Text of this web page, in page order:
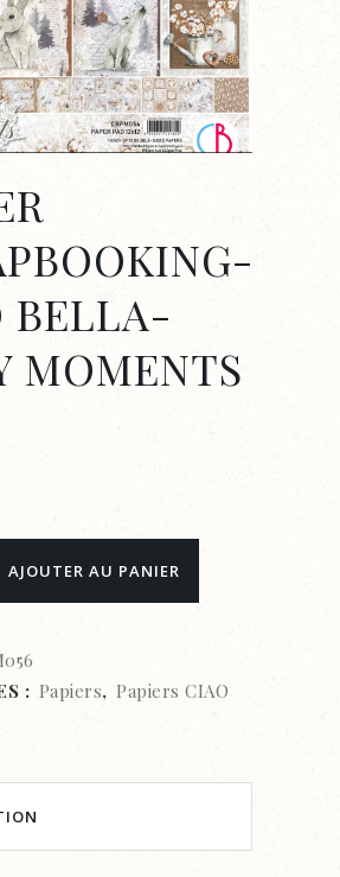
BELLA-
MOMENTS
AJOUTER AU PANIER
: Papiers, Papiers CIAO